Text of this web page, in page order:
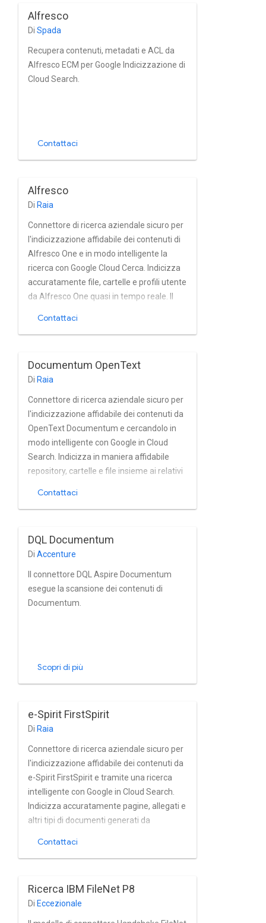
Alfresco
Di Spada
Recupera contenuti, metadati e ACL da
Alfresco ECM per Google Indicizzazione di
Cloud Search.
Contattaci
Alfresco
Di Raia
Connettore di ricerca aziendale sicuro per
l'indicizzazione affidabile dei contenuti di
Alfresco One e in modo intelligente la
ricerca con Google Cloud Cerca. Indicizza
accuratamente file, cartelle e profili utente
da Alfresco One quasi in tempo reale. Il
Alfresco One basate su Directory e altri
servizi di directory.
Contattaci
Documentum OpenText
Di Raia
Connettore di ricerca aziendale sicuro per
l'indicizzazione affidabile dei contenuti da
OpenText Documentum e cercandolo in
modo intelligente con Google in Cloud
Search. Indicizza in maniera affidabile
repository, cartelle e file insieme ai relativi
Contattaci
DQL Documentum
Di Accenture
Il connettore DQL Aspire Documentum
esegue la scansione dei contenuti di
Documentum.
Scopri di più
e-Spirit FirstSpirit
Di Raia
Connettore di ricerca aziendale sicuro per
l'indicizzazione affidabile dei contenuti da
e-Spirit FirstSpirit e tramite una ricerca
intelligente con Google in Cloud Search.
Indicizza accuratamente pagine, allegati e
altri tipi di documenti generati da
FirstSpirit basate su Active Directory e altri
servizi di directory.
Contattaci
Ricerca IBM FileNet P8
Di Eccezionale